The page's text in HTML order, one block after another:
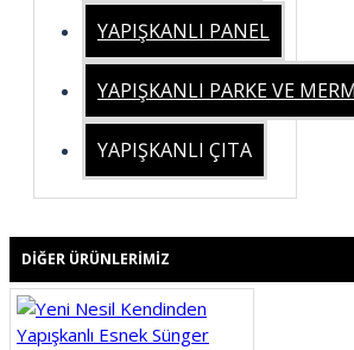
YAPIŞKANLI PANEL
YAPIŞKANLI PARKE VE
YAPIŞKANLI ÇITA
DIĞER ÜRÜNLERIMIZ